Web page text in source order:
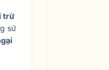
trừ
sử